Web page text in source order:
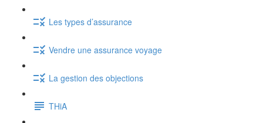
Les types d’assurance
Vendre une assurance voyage
La gestion des objections
THiA